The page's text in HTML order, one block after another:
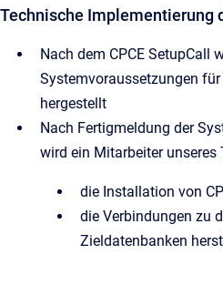
Technische Implementierung
Nach dem CPCE SetupCall
Systemvoraussetzungen
hergestellt
Nach Fertigmeldung der
wird ein Mitarbeiter unseres
die Installation von
die Verbindungen zu
Zieldatenbanken